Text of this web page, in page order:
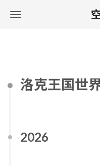
洛克王国世
2026